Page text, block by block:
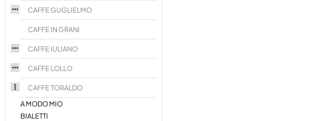
CAFFE GUGLIELMO
CAFFE IN GRANI
CAFFE IULIANO
CAFFE LOLLO
CAFFE TORALDO
A MODO MIO
BIALETTI